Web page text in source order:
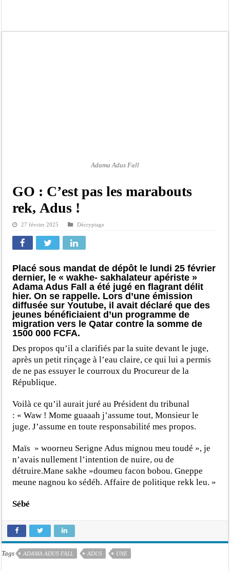
Adama Adus Fall
GO : C’est pas les marabouts
rek, Adus !
27 février 2025 Décryptage
Placé sous mandat de dépôt le lundi 25 février
dernier, le « wakhe- sakhalateur apériste »
Adama Adus Fall a été jugé en flagrant délit
hier. On se rappelle. Lors d’une émission
diffusée sur Youtube, il avait déclaré que des
jeunes bénéficiaient d’un programme de
migration vers le Qatar contre la somme de
1500 000 FCFA.
Des propos qu’il a clarifiés par la suite devant le juge,
après un petit rinçage à l’eau claire, ce qui lui a permis
de ne pas essuyer le courroux du Procureur de la
République.
Voilà ce qu’il aurait juré au Président du tribunal
: « Waw ! Mome guaaah j’assume tout, Monsieur le
juge. J’assume en toute responsabilité mes propos.
Maïs » woorneu Serigne Adus mignou meu toudé », je
n’avais nullement l’intention de nuire, ou de
détruire.Mane sakhe »doumeu facon bobou. Gneppe
meune nagnou ko sédéh. Affaire de politique rekk leu. »
Sébé
Tags ADAMA ADUS FALL ADUS UNE